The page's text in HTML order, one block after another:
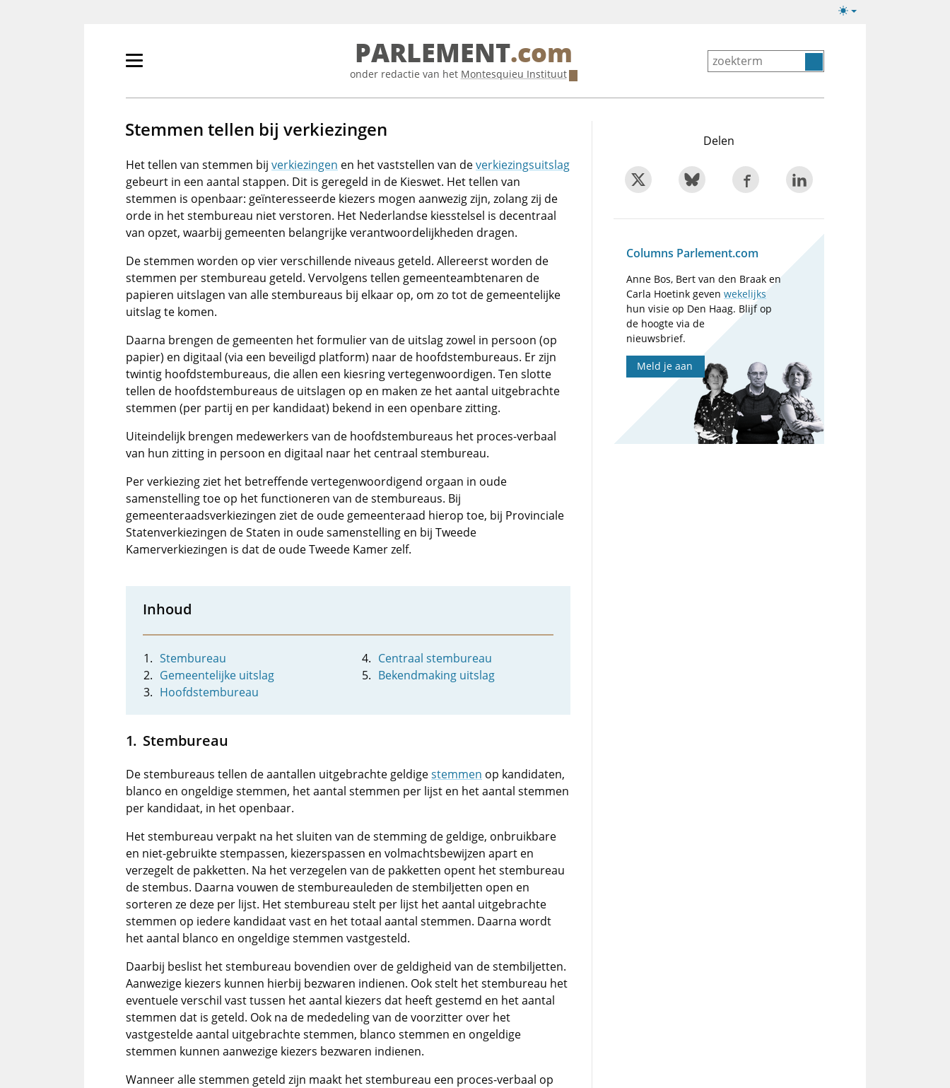
Lichte/donkere
Primair
tonen/verbergen
PARLEMENT.com
onder redactie van het Montesquieu Instituut
Stemmen tellen bij verkiezingen
Het tellen van stemmen bij verkiezingen en het vaststellen van deverkiezingsuitslag
gebeurt in een aantal stappen. Dit is geregeld in de Kieswet. Het tellen van
stemmen is openbaar: geïnteresseerde kiezers mogen aanwezig zijn, zolang zij de
orde in het stembureau niet verstoren. Het Nederlandse kiesstelsel is decentraal
van opzet, waarbij gemeenten belangrijke verantwoordelijkheden dragen.
De stemmen worden op vier verschillende niveaus geteld. Allereerst worden de
stemmen per stembureau geteld. Vervolgens tellen gemeenteambtenaren de
papieren uitslagen van alle stembureaus bij elkaar op, om zo tot de gemeentelijke
uitslag te komen.
Daarna brengen de gemeenten het formulier van de uitslag zowel in persoon (op
papier) en digitaal (via een beveiligd platform) naar de hoofdstembureaus. Er zijn
twintig hoofdstembureaus, die allen een kiesring vertegenwoordigen. Ten slotte
tellen de hoofdstembureaus de uitslagen op en maken ze het aantal uitgebrachte
stemmen (per partij en per kandidaat) bekend in een openbare zitting.
Uiteindelijk brengen medewerkers van de hoofdstembureaus het proces-verbaal
van hun zitting in persoon en digitaal naar het centraal stembureau.
Per verkiezing ziet het betreffende vertegenwoordigend orgaan in oude
samenstelling toe op het functioneren van de stembureaus. Bij
gemeenteraadsverkiezingen ziet de oude gemeenteraad hierop toe, bij Provinciale
Statenverkiezingen de Staten in oude samenstelling en bij Tweede
Kamerverkiezingen is dat de oude Tweede Kamer zelf.
Inhoud
Stembureau
Gemeentelijke uitslag
Hoofdstembureau
Centraal stembureau
Bekendmaking uitslag
Stembureau
De stembureaus tellen de aantallen uitgebrachte geldigestemmen op kandidaten,
blanco en ongeldige stemmen, het aantal stemmen per lijst en het aantal stemmen
per kandidaat, in het openbaar.
Het stembureau verpakt na het sluiten van de stemming de geldige, onbruikbare
en niet-gebruikte stempassen, kiezerspassen en volmachtsbewijzen apart en
verzegelt de pakketten. Na het verzegelen van de pakketten opent het stembureau
de stembus. Daarna vouwen de stembureauleden de stembiljetten open en
sorteren ze deze per lijst. Het stembureau stelt per lijst het aantal uitgebrachte
stemmen op iedere kandidaat vast en het totaal aantal stemmen. Daarna wordt
het aantal blanco en ongeldige stemmen vastgesteld.
Daarbij beslist het stembureau bovendien over de geldigheid van de stembiljetten.
Aanwezige kiezers kunnen hierbij bezwaren indienen. Ook stelt het stembureau het
eventuele verschil vast tussen het aantal kiezers dat heeft gestemd en het aantal
stemmen dat is geteld. Ook na de mededeling van de voorzitter over het
vastgestelde aantal uitgebrachte stemmen, blanco stemmen en ongeldige
stemmen kunnen aanwezige kiezers bezwaren indienen.
Wanneer alle stemmen geteld zijn maakt het stembureau een proces-verbaal op
Delen
Columns Parlement.com
Anne Bos, Bert van den Braak en
Carla Hoetink gevenwekelijks
hun visie op Den Haag. Blijf op
de hoogte via de
nieuwsbrief.
Meld je aan